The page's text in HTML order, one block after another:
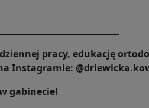
pracy, edukację
Instagramie:
gabinecie!